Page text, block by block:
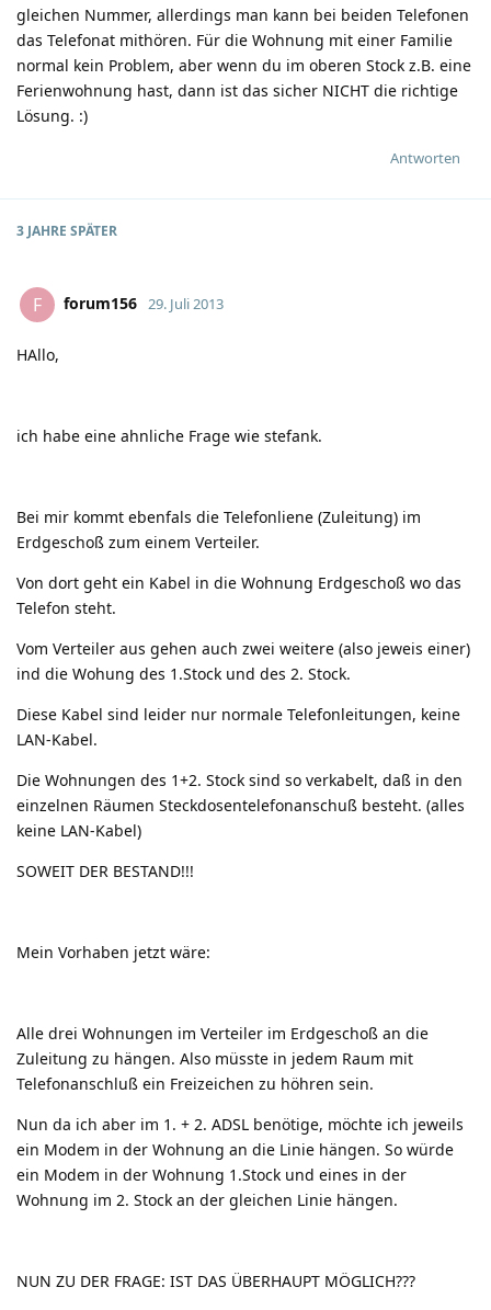
gleichen Nummer, allerdings man kann bei beiden Telefonen
das Telefonat mithören. Für die Wohnung mit einer Familie
normal kein Problem, aber wenn du im oberen Stock z.B. eine
Ferienwohnung hast, dann ist das sicher NICHT die richtige
Lösung. :)
Antworten
3 JAHRE SPÄTER
F forum156 29. Juli 2013
HAllo,
ich habe eine ahnliche Frage wie stefank.
Bei mir kommt ebenfals die Telefonliene (Zuleitung) im
Erdgeschoß zum einem Verteiler.
Von dort geht ein Kabel in die Wohnung Erdgeschoß wo das
Telefon steht.
Vom Verteiler aus gehen auch zwei weitere (also jeweis einer)
ind die Wohung des 1.Stock und des 2. Stock.
Diese Kabel sind leider nur normale Telefonleitungen, keine
LAN-Kabel.
Die Wohnungen des 1+2. Stock sind so verkabelt, daß in den
einzelnen Räumen Steckdosentelefonanschuß besteht. (alles
keine LAN-Kabel)
SOWEIT DER BESTAND!!!
Mein Vorhaben jetzt wäre:
Alle drei Wohnungen im Verteiler im Erdgeschoß an die
Zuleitung zu hängen. Also müsste in jedem Raum mit
Telefonanschluß ein Freizeichen zu höhren sein.
Nun da ich aber im 1. + 2. ADSL benötige, möchte ich jeweils
ein Modem in der Wohnung an die Linie hängen. So würde
ein Modem in der Wohnung 1.Stock und eines in der
Wohnung im 2. Stock an der gleichen Linie hängen.
NUN ZU DER FRAGE: IST DAS ÜBERHAUPT MÖGLICH???